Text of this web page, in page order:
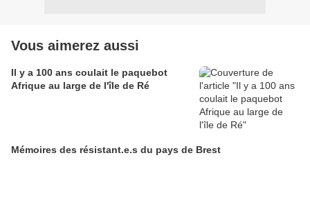
Vous aimerez aussi
Il y a 100 ans coulait le paquebot
Afrique au large de l'île de Ré
Mémoires des résistant.e.s du pays de Brest